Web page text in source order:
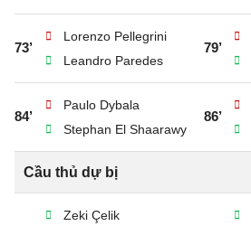
73’
Lorenzo Pellegrini
Leandro Paredes
79’
84’
Paulo Dybala
Stephan El Shaarawy
86’
Cầu thủ dự bị
Zeki Çelik